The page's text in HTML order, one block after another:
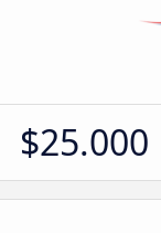
$25.000